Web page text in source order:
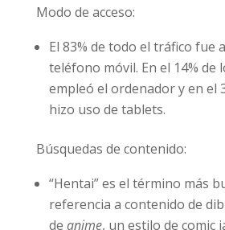
El 83% de todo el tráfico fue
teléfono móvil. En el 14% de
empleó el ordenador y en el
“Hentai” es el término más
referencia a contenido de